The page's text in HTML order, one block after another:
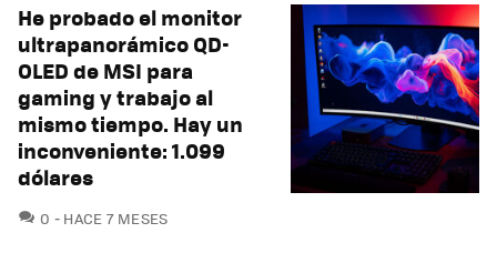
He probado el monitor
ultrapanorámico QD-
OLED de MSI para
gaming y trabajo al
mismo tiempo. Hay un
inconveniente: 1.099
dólares
0 COMENTARIOS
HACE 7 MESES